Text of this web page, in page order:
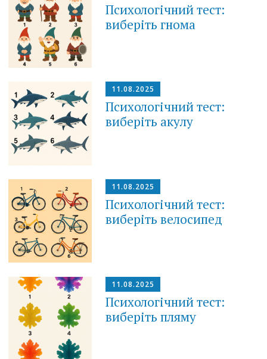
Психологічний тест:
виберіть гнома
11.08.2025
Психологічний тест:
виберіть акулу
11.08.2025
Психологічний тест:
виберіть велосипед
11.08.2025
Психологічний тест:
виберіть пляму